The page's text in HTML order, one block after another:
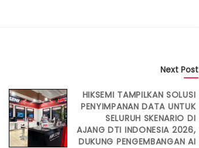
Next Post
HIKSEMI TAMPILKAN SOLUSI
PENYIMPANAN DATA UNTUK
SELURUH SKENARIO DI
AJANG DTI INDONESIA 2026,
DUKUNG PENGEMBANGAN AI